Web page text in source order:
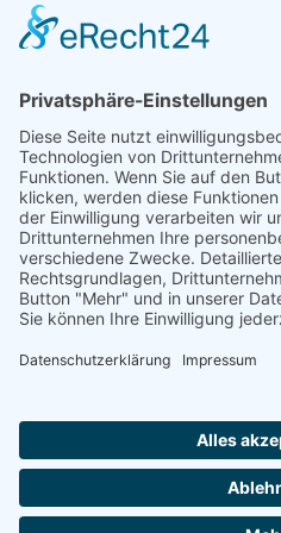
Home
Leistungen
Karriere
Nachhaltigkeitsservice
Impressum
© 2026 Trewitax. Alle
leidenschaftlich